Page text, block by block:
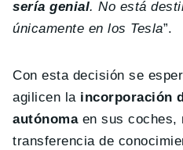
sería genial. No está
únicamente en los Tesla”.
Con esta decisión se
agilicen laincorporación
autónomaen sus coches,
transferencia de